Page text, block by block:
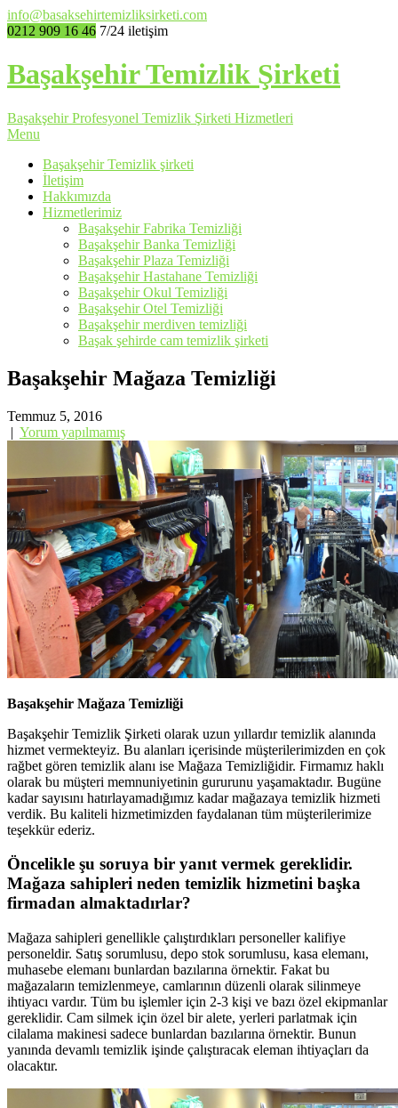
info@basaksehirtemizliksirketi.com
0212 909 16 46 7/24 iletişim
Başakşehir Temizlik Şirketi
Başakşehir Profesyonel Temizlik Şirketi Hizmetleri
Menu
Başakşehir Temizlik şirketi
İletişim
Hakkımızda
Hizmetlerimiz
Başakşehir Fabrika Temizliği
Başakşehir Banka Temizliği
Başakşehir Plaza Temizliği
Başakşehir Hastahane Temizliği
Başakşehir Okul Temizliği
Başakşehir Otel Temizliği
Başakşehir merdiven temizliği
Başak şehirde cam temizlik şirketi
Başakşehir Mağaza Temizliği
Temmuz 5, 2016
| Yorum yapılmamış
Başakşehir Mağaza Temizliği
Başakşehir Temizlik Şirketi olarak uzun yıllardır temizlik alanında
hizmet vermekteyiz. Bu alanları içerisinde müşterilerimizden en çok
rağbet gören temizlik alanı ise Mağaza Temizliğidir. Firmamız haklı
olarak bu müşteri memnuniyetinin gururunu yaşamaktadır. Bugüne
kadar sayısını hatırlayamadığımız kadar mağazaya temizlik hizmeti
verdik. Bu kaliteli hizmetimizden faydalanan tüm müşterilerimize
teşekkür ederiz.
Öncelikle şu soruya bir yanıt vermek gereklidir.
Mağaza sahipleri neden temizlik hizmetini başka
firmadan almaktadırlar?
Mağaza sahipleri genellikle çalıştırdıkları personeller kalifiye
personeldir. Satış sorumlusu, depo stok sorumlusu, kasa elemanı,
muhasebe elemanı bunlardan bazılarına örnektir. Fakat bu
mağazaların temizlenmeye, camlarının düzenli olarak silinmeye
ihtiyacı vardır. Tüm bu işlemler için 2-3 kişi ve bazı özel ekipmanlar
gereklidir. Cam silmek için özel bir alete, yerleri parlatmak için
cilalama makinesi sadece bunlardan bazılarına örnektir. Bunun
yanında devamlı temizlik işinde çalıştıracak eleman ihtiyaçları da
olacaktır.